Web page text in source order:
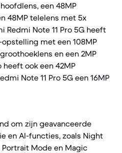
een 48MP
48MP telelens met 5x
Redmi Note 11 Pro 5G heeft
met een 108MP
en een 2MP
heeft ook een 42MP
Note 11 Pro 5G een 16MP
om zijn geavanceerde
en AI-functies, zoals Night
Mode en Magic